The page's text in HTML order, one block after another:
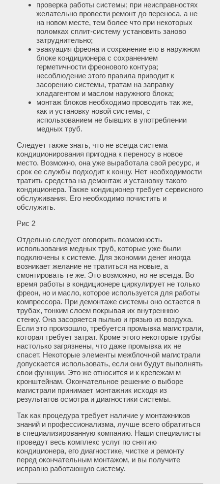
проверка работы системы; при неисправностях
желательно провести ремонт до переноса, а не
на новом месте, тем более что при некоторых
поломках сплит-систему установить заново
затруднительно;
эвакуация фреона и сохранение его в наружном
блоке кондиционера с сохранением
герметичности фреонового контура;
несоблюдение этого правила приводит к
засорению системы, тратам на заправку
хладагентом и маслом наружного блока;
монтаж блоков необходимо проводить так же,
как и установку новой системы, с
использованием не бывших в употреблении
медных труб.
Следует также знать, что не всегда система
кондиционирования пригодна к переносу в новое
место. Возможно, она уже выработала свой ресурс, и
срок ее службы подходит к концу. Нет необходимости
тратить средства на демонтаж и установку такого
кондиционера. Также кондиционер требует сервисного
обслуживания. Его необходимо почистить и
обслужить.
Рис 2
Отдельно следует оговорить возможность
использования медных труб, которые уже были
подключены к системе. Для экономии денег иногда
возникает желание не тратиться на новые, а
смонтировать те же. Это возможно, но не всегда. Во
время работы в кондиционере циркулирует не только
фреон, но и масло, которое используется для работы
компрессора. При демонтаже системы оно остается в
трубах, тонким слоем покрывая их внутреннюю
стенку. Она засоряется пылью и грязью из воздуха.
Если это произошло, требуется промывка магистрали,
которая требует затрат. Кроме этого некоторые трубы
настолько загрязнены, что даже промывка их не
спасет. Некоторые элементы межблочной магистрали
допускается использовать, если они будут выполнять
свои функции. Это же относится и к крепежам м
кронштейнам. Окончательное решение о выборе
магистрали принимает монтажник исходя из
результатов осмотра и диагностики системы.
Так как процедура требует наличие у монтажников
знаний и профессионализма, лучше всего обратиться
в специализированную компанию. Наши специалисты
проведут весь комплекс услуг по снятию
кондиционера, его диагностике, чистке и ремонту
перед окончательным монтажом, и вы получите
исправно работающую систему.